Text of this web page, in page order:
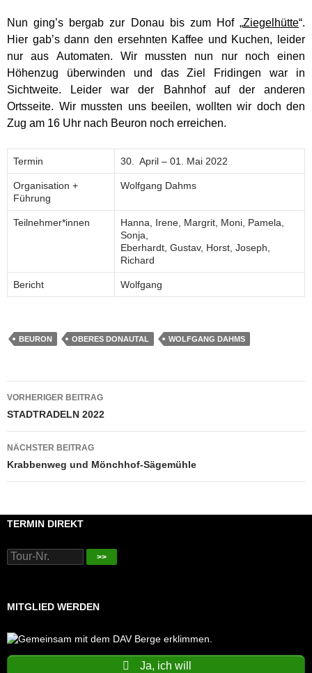
Nun ging’s bergab zur Donau bis zum Hof „Ziegelhütte“.
Hier gab’s dann den ersehnten Kaffee und Kuchen, leider
nur aus Automaten. Wir mussten nun nur noch einen
Höhenzug überwinden und das Ziel Fridingen war in
Sichtweite. Leider war der Bahnhof auf der anderen
Ortsseite. Wir mussten uns beeilen, wollten wir doch den
Zug am 16 Uhr nach Beuron noch erreichen.
Termin 30. April – 01. Mai 2022
Organisation +
Führung
Wolfgang Dahms
Teilnehmer*innen
Hanna, Irene, Margrit, Moni, Pamela,
Sonja,
Eberhardt, Gustav, Horst, Joseph,
Richard
Bericht Wolfgang
BEURON OBERES DONAUTAL WOLFGANG DAHMS
Beitragsnavigation
VORHERIGER BEITRAG
STADTRADELN 2022
NÄCHSTER BEITRAG
Krabbenweg und Mönchhof-Sägemühle
TERMIN DIREKT
>>
MITGLIED WERDEN
Ja, ich will